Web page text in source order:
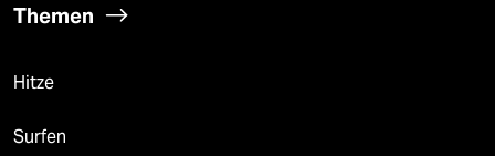
Themen
Hitze
Surfen